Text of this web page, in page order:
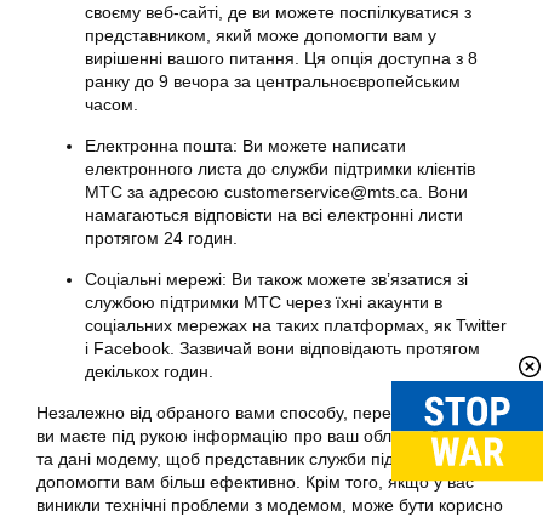
своєму веб-сайті, де ви можете поспілкуватися з
представником, який може допомогти вам у
вирішенні вашого питання. Ця опція доступна з 8
ранку до 9 вечора за центральноєвропейським
часом.
Електронна пошта: Ви можете написати
електронного листа до служби підтримки клієнтів
МТС за адресою customerservice@mts.ca. Вони
намагаються відповісти на всі електронні листи
протягом 24 годин.
Соціальні мережі: Ви також можете зв’язатися зі
службою підтримки МТС через їхні акаунти в
соціальних мережах на таких платформах, як Twitter
і Facebook. Зазвичай вони відповідають протягом
декількох годин.
Незалежно від обраного вами способу, переконайтеся, що
ви маєте під рукою інформацію про ваш обліковий запис
та дані модему, щоб представник служби підтримки міг
допомогти вам більш ефективно. Крім того, якщо у вас
виникли технічні проблеми з модемом, може бути корисно